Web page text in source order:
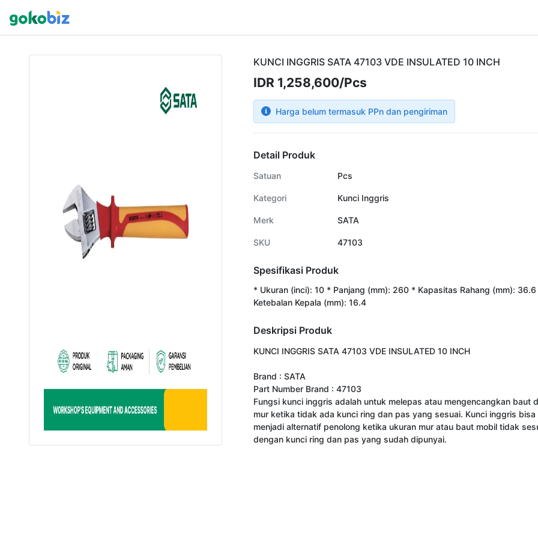
KUNCI INGGRIS SATA 47103 VDE INSULATED 10 INCH
IDR 1,258,600/Pcs
Harga belum termasuk PPn dan pengiriman
Detail Produk
Satuan Pcs
Kategori Kunci Inggris
Merk SATA
SKU 47103
Spesifikasi Produk
* Ukuran (inci): 10 * Panjang (mm): 260 * Kapasitas Rahang (mm):
Ketebalan Kepala (mm): 16.4
Deskripsi Produk
KUNCI INGGRIS SATA 47103 VDE INSULATED 10 INCH
Brand : SATA
Part Number Brand : 47103
Fungsi kunci inggris adalah untuk melepas atau mengencangkan baut
mur ketika tidak ada kunci ring dan pas yang sesuai. Kunci inggris bisa
menjadi alternatif penolong ketika ukuran mur atau baut mobil tidak
dengan kunci ring dan pas yang sudah dipunyai.